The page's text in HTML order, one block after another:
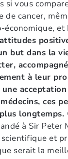
si vous
de cancer,
économique, et
but dans la
à leur
ces
longtemps.
à Sir Peter
et
serait la